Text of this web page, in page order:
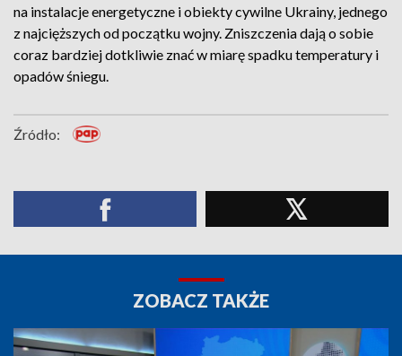
na instalacje energetyczne i obiekty cywilne Ukrainy, jednego
z najcięższych od początku wojny. Zniszczenia dają o sobie
coraz bardziej dotkliwie znać w miarę spadku temperatury i
opadów śniegu.
Źródło:
ZOBACZ TAKŻE